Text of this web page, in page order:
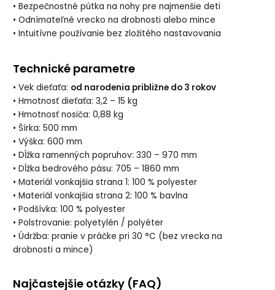
• Bezpečnostné pútka na nohy pre najmenšie deti
• Odnímateľné vrecko na drobnosti alebo mince
• Intuitívne používanie bez zložitého nastavovania
Technické parametre
• Vek dieťaťa: od narodenia približne do 3 rokov
• Hmotnosť dieťaťa: 3,2 – 15 kg
• Hmotnosť nosiča: 0,88 kg
• Šírka: 500 mm
• Výška: 600 mm
• Dĺžka ramenných popruhov: 330 – 970 mm
• Dĺžka bedrového pásu: 705 – 1860 mm
• Materiál vonkajšia strana 1: 100 % polyester
• Materiál vonkajšia strana 2: 100 % bavlna
• Podšívka: 100 % polyester
• Polstrovanie: polyetylén / polyéter
• Údržba: pranie v práčke pri 30 °C (bez vrecka na
drobnosti a mince)
Najčastejšie otázky (FAQ)